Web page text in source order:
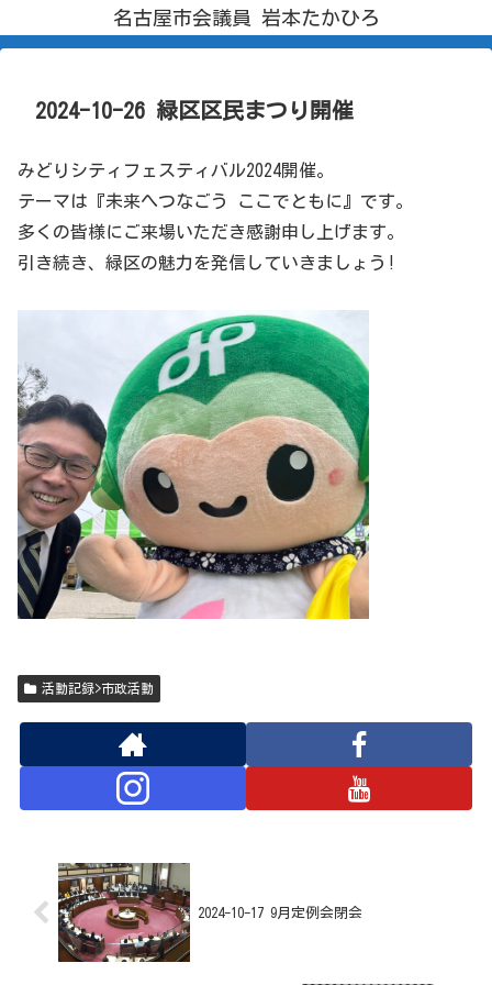
名古屋市会議員 岩本たかひろ
2024-10-26 緑区区民まつり開催
みどりシティフェスティバル2024開催。
テーマは『未来へつなごう ここでともに』です。
多くの皆様にご来場いただき感謝申し上げます。
引き続き、緑区の魅力を発信していきましょう!
活動記録>市政活動
2024-10-17 9月定例会閉会